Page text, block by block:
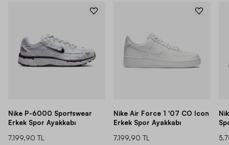
Nike P-6000 Sportswear
Erkek Spor Ayakkabı
7.199,90 TL
Nike Air Force 1 '07 CO Icon
Erkek Spor Ayakkabı
7.199,90 TL